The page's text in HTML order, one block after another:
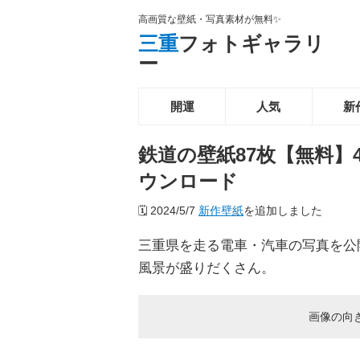
高画質な壁紙・写真素材が無料✨️
三重フォトギャラリ
ー
開運 人気 新
鉄道の壁紙87枚【無料
ウンロード
🗓️ 2024/5/7 新作壁紙を追加しました
三重県を走る電車・汽車の写真を
風景が盛りだくさん。
画像の向